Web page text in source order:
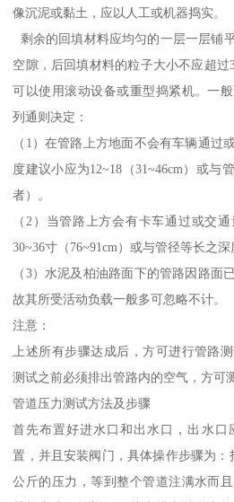
像沉泥或黏土，应以人工或机器捣实。
剩余的回填材料应均匀的一层一层铺
空隙，后回填材料的粒子大小不应超
可以使用滚动设备或重型捣紧机。一
列通则决定：
（1）在管路上方地面不会有车辆通过
度建议小应为12~18（31~46cm）或与
者）。
（2）当管路上方会有卡车通过或交
30~36寸（76~91cm）或与管径等长之深
（3）水泥及柏油路面下的管路因路面
故其所受活动负载一般多可忽略不计。
注意：
上述所有步骤达成后，方可进行管路
测试之前必须排出管路内的空气，方可
管道压力测试方法及步骤
首先布置好进水口和出水口，出水口
置，并且安装阀门，具体操作步骤为：
公斤的压力，等到整个管道注满水而